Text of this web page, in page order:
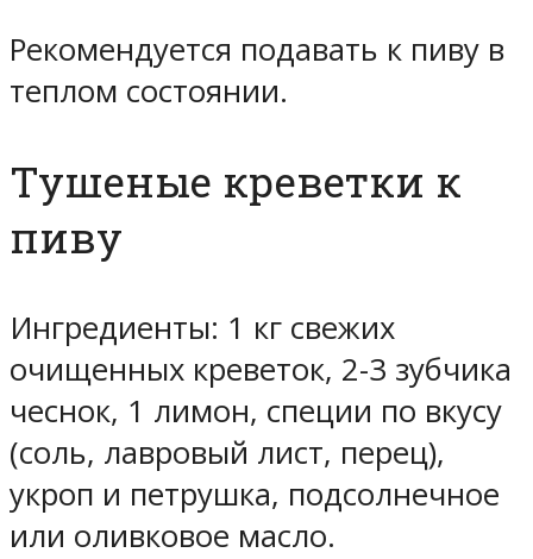
Рекомендуется подавать к пиву в
теплом состоянии.
Тушеные креветки к
пиву
Ингредиенты: 1 кг свежих
очищенных креветок, 2-3 зубчика
чеснок, 1 лимон, специи по вкусу
(соль, лавровый лист, перец),
укроп и петрушка, подсолнечное
или оливковое масло.